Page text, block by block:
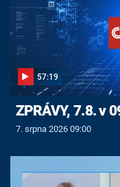
57:19
ZPRÁVY, 7.8. v
7. srpna 2026 09:00